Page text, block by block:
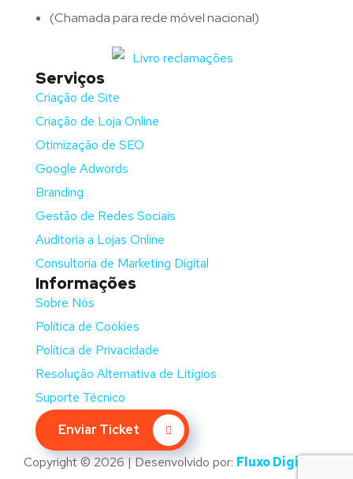
(Chamada para rede móvel nacional)
Serviços
Criação de Site
Criação de Loja Online
Otimização de SEO
Google Adwords
Branding
Gestão de Redes Sociais
Auditoria a Lojas Online
Consultoria de Marketing Digital
Informações
Sobre Nós
Política de Cookies
Política de Privacidade
Resolução Alternativa de Litígios
Suporte Técnico
Enviar Ticket
Copyright © 2026 | Desenvolvido por: Fluxo Digital –